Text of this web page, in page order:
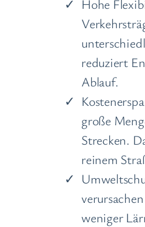
Hohe
reduziert
Ablauf.
große
Strecken.
reinem
weniger